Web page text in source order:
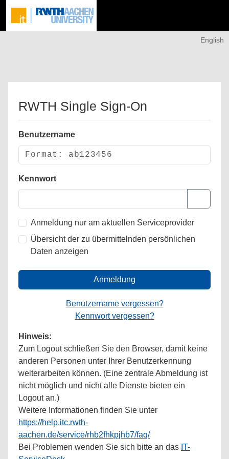
English
RWTH Single Sign-On
Benutzername
Kennwort
Anmeldung nur am aktuellen Serviceprovider
Übersicht der zu übermittelnden persönlichen
Daten anzeigen
Anmeldung
Benutzername vergessen?
Kennwort vergessen?
Hinweis:
Zum Logout schließen Sie den Browser, damit keine
anderen Personen unter Ihrer Benutzerkennung
weiterarbeiten können. (Eine zentrale Abmeldung ist
nicht möglich und nicht alle Dienste bieten ein
Logout an.)
Weitere Informationen finden Sie unter
https://help.itc.rwth-
aachen.de/service/rhb2fhkpjhb7/faq/
Bei Problemen wenden Sie sich bitte an das IT-